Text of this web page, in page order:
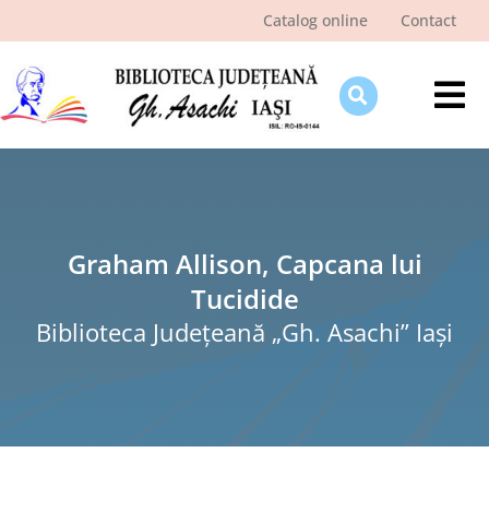
Catalog online Contact
Ştiri şi evenimente
Programe şi proiecte
Interes public
Graham Allison, Capcana lui
Tucidide
Biblioteca Judeţeană „Gh. Asachi” Iaşi